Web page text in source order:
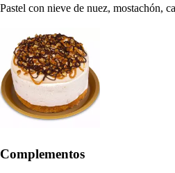
Pastel con nieve de nuez, mostachón,
Complementos